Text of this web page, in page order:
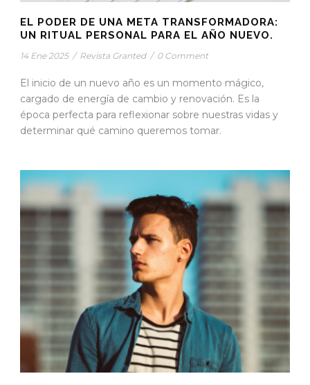
EL PODER DE UNA META TRANSFORMADORA:
UN RITUAL PERSONAL PARA EL AÑO NUEVO.
14 Ene 2025 / Revista Granted / 0 Comment
El inicio de un nuevo año es un momento mágico,
cargado de energía de cambio y renovación. Es la
época perfecta para reflexionar sobre nuestras vidas y
determinar qué camino queremos tomar.